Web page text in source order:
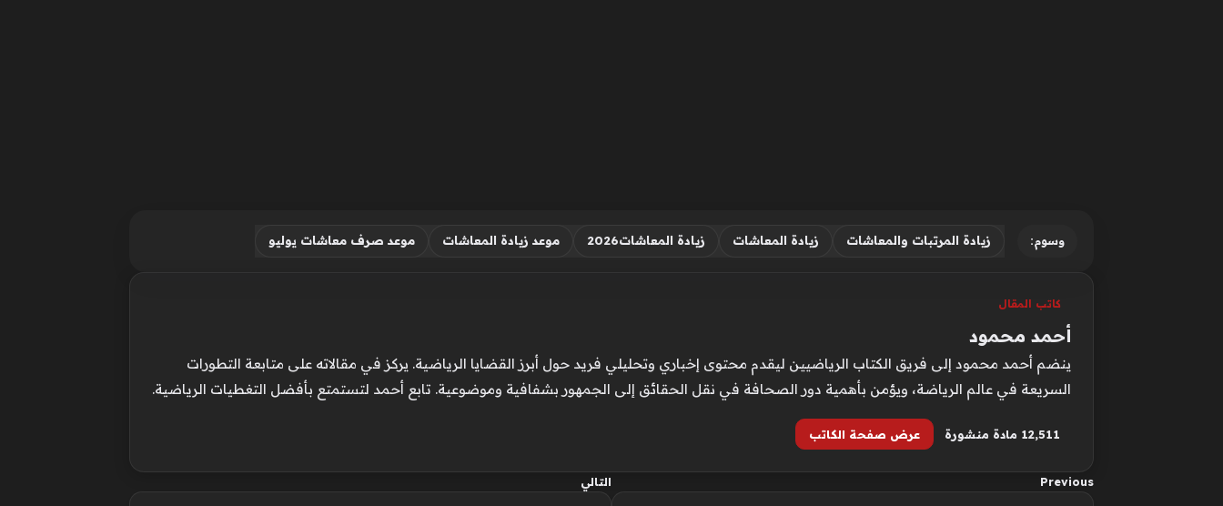
وسوم: زيادة المرتبات والمعاشات زيادة المعاشات زيادة المعاشات2026 موعد زيادة المعاشات موعد صرف معاشات يوليو
كاتب المقال
أحمد محمود
ينضم أحمد محمود إلى فريق الكتاب الرياضيين ليقدم محتوى إخباري وتحليلي فريد حول أبرز القضايا الرياضية. يركز في مقالاته على متابعة التطورات
السريعة في عالم الرياضة، ويؤمن بأهمية دور الصحافة في نقل الحقائق إلى الجمهور بشفافية وموضوعية. تابع أحمد لتستمتع بأفضل التغطيات الرياضية.
12٬511 مادة منشورة عرض صفحة الكاتب
Previous التالي